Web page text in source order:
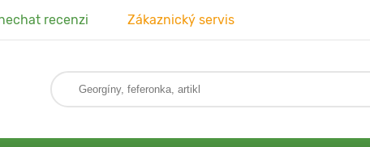
recenzi Zákaznický servis